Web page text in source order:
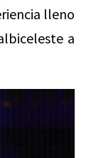
lleno
a